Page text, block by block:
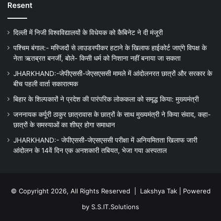
Resent
दिल्ली में निजी विश्वविद्यालयों के विधेयक को कैबिनेट ने दी मंजूरी
पश्चिम बंगाल:- मस्जिदों से लाउडस्पीकर हटाने के खिलाफ हाईकोर्ट जाएंगे विपक्ष के
नेता ऋतब्रत बनर्जी, बोले- किसी धर्म को निशाना नहीं बनाया जा सकता
JHARKHAND:-जेपीएससी-जेएसएससी मामले में आंदोलनरत छात्रों और सरकार के
बीच पहली वार्ता सकारात्मक
बिहार के शिल्पकारों ने प्रदेश की पारंपरिक लोककला को समृद्ध किया: मुख्यमंत्री
जननायक कर्पूरी ठाकुर छात्रावास के छात्रों के साथ मुख्यमंत्री ने किया संवाद, कहा-
छात्रों के समस्याओं का शीघ्र होगा समाधान
JHARKHAND:- जेपीएससी-जेएसएससी परीक्षा में अनियमितता खिलाफ जारी
आंदोलन के 14वें दिन एक अनशकारी तबियत, भेजा गया अस्पताल
© Copyright 2026, All Rights Reserved | Lakshya Tak| Powered
by S.S.IT.Solutions